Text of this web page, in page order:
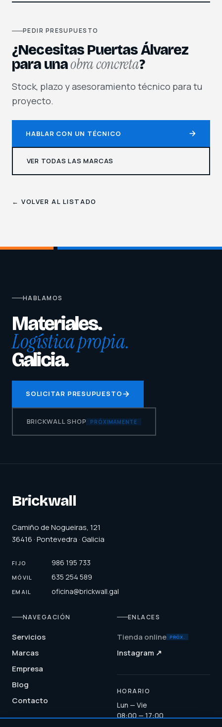
PEDIR PRESUPUESTO
¿Necesitas Puertas Álvarez
para unaobra concreta?
Stock, plazo y asesoramiento técnico para tu
proyecto.
HABLAR CON UN TÉCNICO
VER TODAS LAS MARCAS
← VOLVER AL LISTADO
HABLAMOS
Materiales.
Logística propia.
Galicia.
SOLICITAR PRESUPUESTO
BRICKWALL SHOP PRÓXIMAMENTE
Brickwall
Camiño de Nogueiras, 121
36416 · Pontevedra · Galicia
FIJO 986 195 733
MÓVIL 635 254 589
EMAIL oficina@brickwall.gal
NAVEGACIÓN
Servicios
Marcas
Empresa
Blog
Contacto
ENLACES
Tienda online PRÓX.
Instagram ↗
HORARIO
Lun — Vie
08:00 — 17:00